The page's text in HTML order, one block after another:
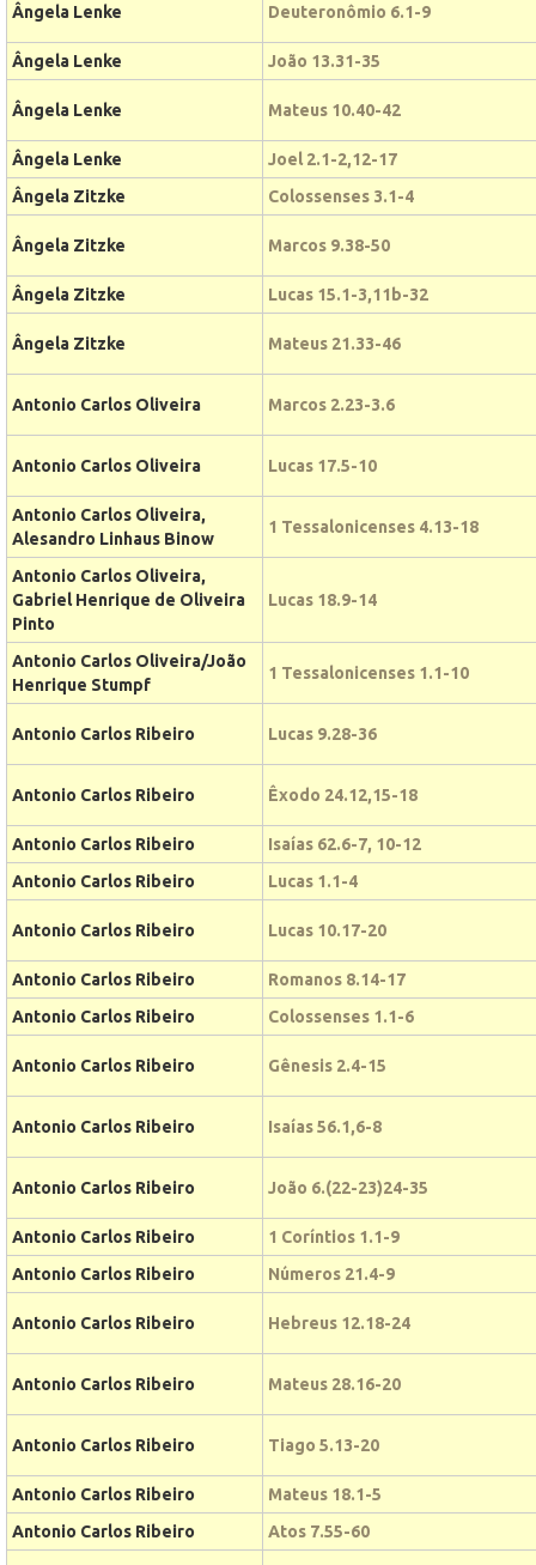
Ângela Lenke Deuteronômio 6.1-9
Ângela Lenke João 13.31-35
Ângela Lenke Mateus 10.40-42
Ângela Lenke
Joel 2.1-2,12-17
Ângela Zitzke
Colossenses 3.1-4
Ângela Zitzke Marcos 9.38-50
Ângela Zitzke Lucas 15.1-3,11b-32
Ângela Zitzke Mateus 21.33-46
Antonio Carlos Oliveira Marcos 2.23-3.6
Antonio Carlos Oliveira Lucas 17.5-10
Antonio Carlos Oliveira,
Alesandro Linhaus Binow
1 Tessalonicenses 4.13-18
Antonio Carlos Oliveira,
Gabriel Henrique de Oliveira
Pinto
Lucas 18.9-14
Antonio Carlos Oliveira/João
Henrique Stumpf
1 Tessalonicenses 1.1-10
Antonio Carlos Ribeiro Lucas 9.28-36
Antonio Carlos Ribeiro Êxodo 24.12,15-18
Antonio Carlos Ribeiro
Isaías 62.6-7, 10-12
Antonio Carlos Ribeiro
Lucas 1.1-4
Antonio Carlos Ribeiro Lucas 10.17-20
Antonio Carlos Ribeiro
Romanos 8.14-17
Antonio Carlos Ribeiro
Colossenses 1.1-6
Antonio Carlos Ribeiro Gênesis 2.4-15
Antonio Carlos Ribeiro Isaías 56.1,6-8
Antonio Carlos Ribeiro João 6.(22-23)24-35
Antonio Carlos Ribeiro
1 Coríntios 1.1-9
Antonio Carlos Ribeiro
Números 21.4-9
Antonio Carlos Ribeiro Hebreus 12.18-24
Antonio Carlos Ribeiro Mateus 28.16-20
Antonio Carlos Ribeiro Tiago 5.13-20
Antonio Carlos Ribeiro
Mateus 18.1-5
Antonio Carlos Ribeiro
Atos 7.55-60